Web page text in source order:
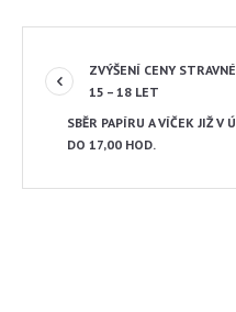
ZVÝŠENÍ CENY
15 – 18 LET
SBĚR PAPÍRU A VÍČEK JIŽ
DO 17,00 HOD.